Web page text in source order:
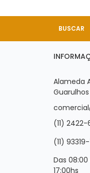
BUSCAR
Alameda
(11)
(11)
Das 08:00
17:00hs